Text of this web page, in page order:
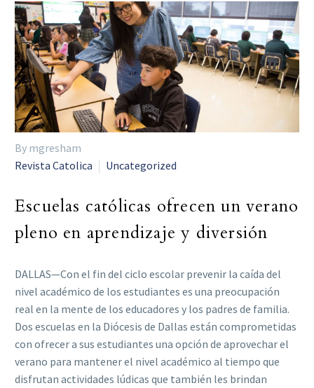
By mgresham
Revista Catolica
Uncategorized
Escuelas católicas ofrecen un verano
pleno en aprendizaje y diversión
DALLAS—Con el fin del ciclo escolar prevenir la caída del
nivel académico de los estudiantes es una preocupación
real en la mente de los educadores y los padres de familia.
Dos escuelas en la Diócesis de Dallas están comprometidas
con ofrecer a sus estudiantes una opción de aprovechar el
verano para mantener el nivel académico al tiempo que
disfrutan actividades lúdicas que también les brindan